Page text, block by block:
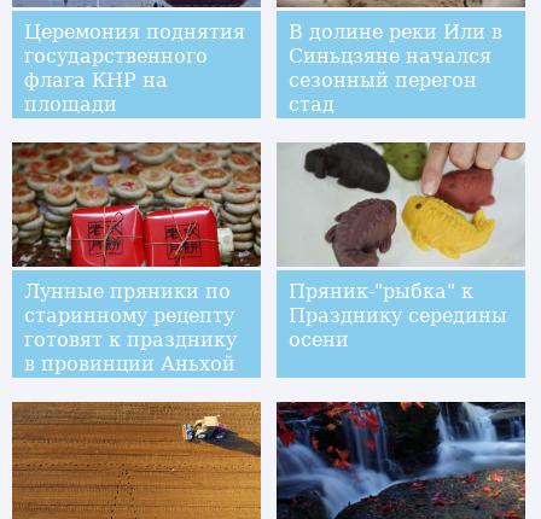
Церемония поднятия
государственного
флага КНР на
площади
В долине реки Или в
Синьцзяне начался
сезонный перегон
стад
Лунные пряники по
старинному рецепту
готовят к празднику
в провинции Аньхой
Пряник-"рыбка" к
Празднику середины
осени